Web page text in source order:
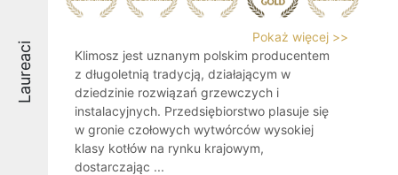
Laureaci
Pokaż więcej >>
Klimosz jest uznanym polskim producentem
z długoletnią tradycją, działającym w
dziedzinie rozwiązań grzewczych i
instalacyjnych. Przedsiębiorstwo plasuje się
w gronie czołowych wytwórców wysokiej
klasy kotłów na rynku krajowym,
dostarczając ...